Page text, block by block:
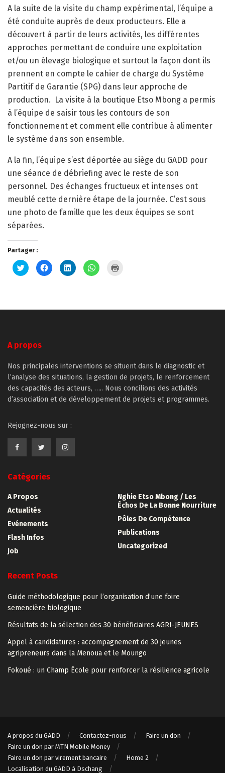
A la suite de la visite du champ expérimental, l’équipe a
été conduite auprès de deux producteurs. Elle a
découvert à partir de leurs activités, les différentes
approches permettant de conduire une exploitation
et/ou un élevage biologique et surtout la façon dont ils
prennent en compte le cahier de charge du Système
Partitif de Garantie (SPG) dans leur approche de
production. La visite à la boutique Etso Mbong a permis
à l’équipe de saisir tous les contours de son
fonctionnement et comment elle contribue à alimenter
le système dans son ensemble.
A la fin, l’équipe s’est déportée au siège du GADD pour
une séance de débriefing avec le reste de son
personnel. Des échanges fructueux et intenses ont
meublé cette dernière étape de la journée. C’est sous
une photo de famille que les deux équipes se sont
séparées.
Partager :
Cliquez
pour
partager
nouvelle
Cliquez
pour
partager
nouvelle
Cliquez
pour
partager
nouvelle
Cliquez
pour
nouvelle
A propos
Nos principales interventions se situent dans le diagnostic et
l’analyse des situations, la gestion de projets, le renforcement
des capacités des acteurs, ….. Nous concilions des activités
d’association et de développement de projets et programmes.
Rejognez-nous sur :
Catégories
A Propos
Actualités
Evénements
Flash Infos
Job
Nghie Etso Mbong / Les
Échos De La Bonne Nourriture
Pôles De Compétence
Publications
Uncategorized
Recent Posts
Guide méthodologique pour l’organisation d’une foire
semencière biologique
Résultats de la sélection des 30 bénéficiaires AGRI-JEUNES
Appel à candidatures : accompagnement de 30 jeunes
agripreneurs dans la Menoua et le Moungo
Fokoué : un Champ École pour renforcer la résilience agricole
A propos du GADD Contactez-nous
Faire un don
Faire un don par MTN Mobile Money
Faire un don par virement bancaire
Home 2
Localisation du GADD à Dschang